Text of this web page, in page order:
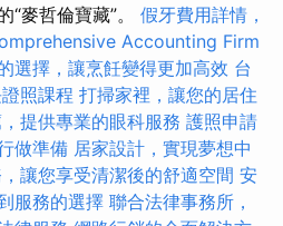
“麥哲倫寶藏”。 假牙費用詳情，
Accounting Firm
選擇，讓烹飪變得更加高效 台
照課程 打掃家裡，讓您的居住
提供專業的眼科服務 護照申請
做準備 居家設計，實現夢想中
讓您享受清潔後的舒適空間 安
服務的選擇 聯合法律事務所，